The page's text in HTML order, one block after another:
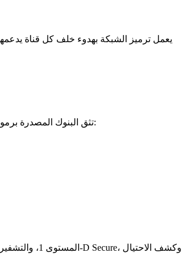
يعمل ترميز الشبكة بهدوء خلف كل قناة يدعمها
تثق البنوك المصدرة برموز الشبكة أكثر من أرقام البطاقات الخام، لذلك من المرجح الموافقة على المعاملات. بالنسبة للشركات التي تعتمد على الاشتراكات والفواتير المتكررة، يعني هذا: